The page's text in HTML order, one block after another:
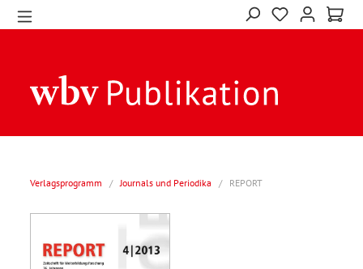
Verlagsprogramm / Journals und Periodika / REPORT